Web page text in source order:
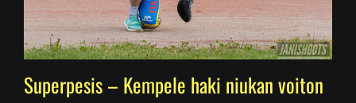
Superpesis – Kempele haki niukan voiton